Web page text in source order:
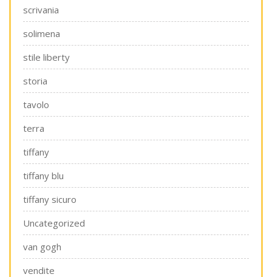
scrivania
solimena
stile liberty
storia
tavolo
terra
tiffany
tiffany blu
tiffany sicuro
Uncategorized
van gogh
vendite